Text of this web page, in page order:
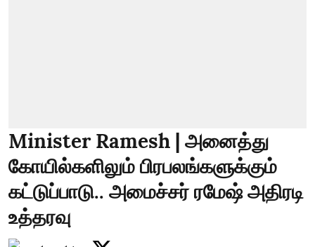
Minister Ramesh | அனைத்து
கோயில்களிலும் பிரபலங்களுக்கும்
கட்டுப்பாடு.. அமைச்சர் ரமேஷ் அதிரடி
உத்தரவு